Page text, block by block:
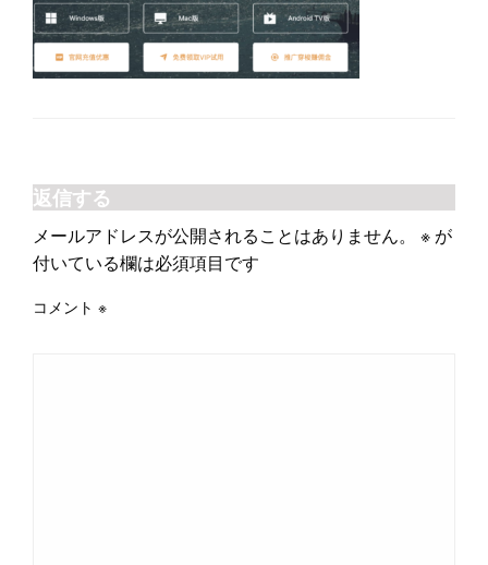
返信する
メールアドレスが公開されることはありません。 ※ が
付いている欄は必須項目です
コメント ※